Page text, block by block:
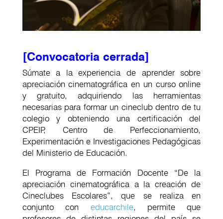
[Convocatoria cerrada]
Súmate a la experiencia de aprender sobre
apreciación cinematográfica en un curso online
y gratuito, adquiriendo las herramientas
necesarias para formar un cineclub dentro de tu
colegio y obteniendo una certificación del
CPEIP, Centro de Perfeccionamiento,
Experimentación e Investigaciones Pedagógicas
del Ministerio de Educación.
El Programa de Formación Docente “De la
apreciación cinematográfica a la creación de
Cineclubes Escolares”, que se realiza en
conjunto con educarchile, permite que